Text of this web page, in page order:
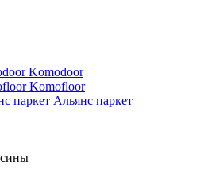
Komodoor
Komofloor
Альянс паркет